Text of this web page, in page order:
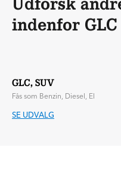
indenfor GLC
GLC, SUV
Fås som Benzin, Diesel, El
SE UDVALG